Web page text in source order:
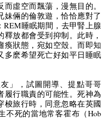
虛空而飄蕩，漫無目的。
妹倆的倫敦遊，恰恰應對了
REM睡眠期間，去甲腎上腺
放都會受到抑制。此時，
瘓狀態，宛如空殼。而即知
多麽希望死亡好如平日睡眠
」，試圖開導、提點哥哥
履行職責的可能性。死神為
梭旅行時，同意忽略在英國
不死的當地常客霍布（Hob